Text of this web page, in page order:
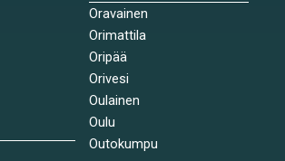
Oravainen
Orimattila
Oripää
Orivesi
Oulainen
Oulu
Outokumpu